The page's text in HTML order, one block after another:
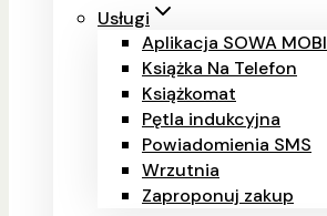
Usługi
Aplikacja SOWA MOBI
Książka Na Telefon
Książkomat
Pętla indukcyjna
Powiadomienia SMS
Wrzutnia
Zaproponuj zakup